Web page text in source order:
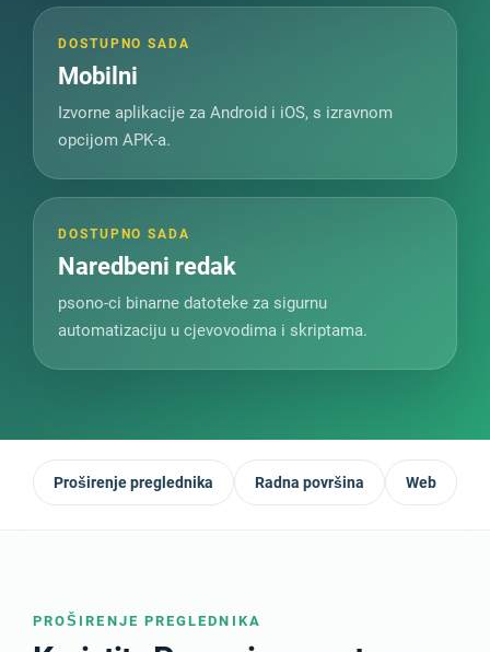
DOSTUPNO SADA
Mobilni
Izvorne aplikacije za Android i iOS, s izravnom
opcijom APK-a.
DOSTUPNO SADA
Naredbeni redak
psono-ci binarne datoteke za sigurnu
automatizaciju u cjevovodima i skriptama.
Proširenje preglednika Radna površina Web
PROŠIRENJE PREGLEDNIKA